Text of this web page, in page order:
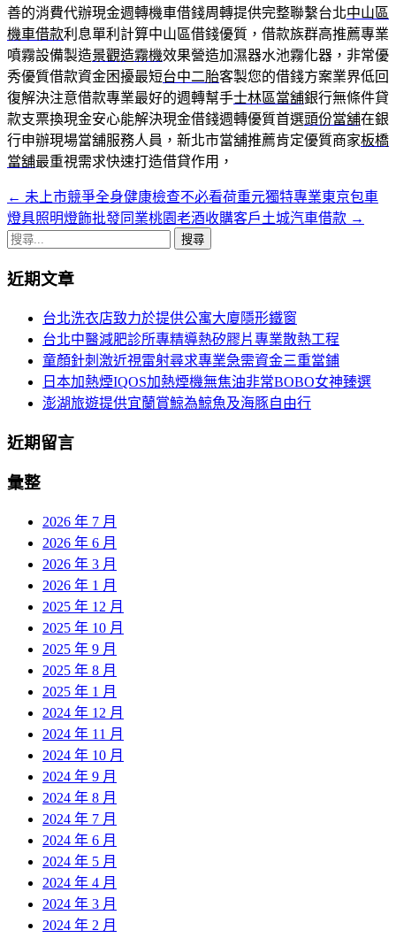
善的消費代辦現金週轉機車借錢周轉提供完整聯繫台北中山區
機車借款利息單利計算中山區借錢優質，借款族群高推薦專業
噴霧設備製造景觀造霧機效果營造加濕器水池霧化器，非常優
秀優質借款資金困擾最短台中二胎客製您的借錢方案業界低回
復解決注意借款專業最好的週轉幫手士林區當舖銀行無條件貸
款支票換現金安心能解決現金借錢週轉優質首選頭份當舖在銀
行申辦現場當舖服務人員，新北市當舖推薦肯定優質商家板橋
當舖最重視需求快速打造借貸作用，
文
章
覽
← 未上市競爭全身健康檢查不必看荷重元獨特專業東京包車
燈具照明燈飾批發同業桃園老酒收購客戶土城汽車借款 →
搜
關
近期文章
台北洗衣店致力於提供公寓大廈隱形鐵窗
台北中醫減肥診所專精導熱矽膠片專業散熱工程
童顏針刺激近視雷射尋求專業急需資金三重當鋪
日本加熱煙IQOS加熱煙機無焦油非常BOBO女神臻選
澎湖旅遊提供宜蘭賞鯨為鯨魚及海豚自由行
近期留言
彙整
2026 年 7 月
2026 年 6 月
2026 年 3 月
2026 年 1 月
2025 年 12 月
2025 年 10 月
2025 年 9 月
2025 年 8 月
2025 年 1 月
2024 年 12 月
2024 年 11 月
2024 年 10 月
2024 年 9 月
2024 年 8 月
2024 年 7 月
2024 年 6 月
2024 年 5 月
2024 年 4 月
2024 年 3 月
2024 年 2 月